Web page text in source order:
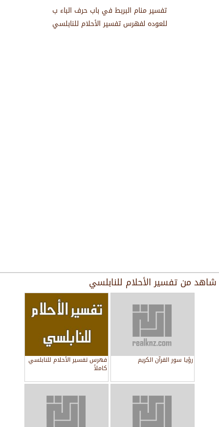
تفسير منام البربط في باب حرف الباء ب
للعوده لفهرس تفسير الأحلام للنابلسي
شاهد من تفسير الأحلام للنابلسي
رؤيا سور القرآن الكريم فهرس تفسير الأحلام للنابلسي
كاملاً